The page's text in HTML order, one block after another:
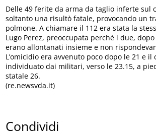
Delle 49 ferite da arma da taglio inferte sul
soltanto una risultò fatale, provocando un
polmone. A chiamare il 112 era stata la
Lugo Perez, preoccupata perché i due,
erano allontanati insieme e non
L’omicidio era avvenuto poco dopo le 21 e
individuato dai militari, verso le 23.15, a
statale 26.
(re.newsvda.it)
Condividi